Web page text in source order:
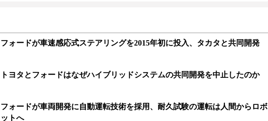
フォードが車速感応式ステアリングを2015年初に投入、タカタと共同開発
トヨタとフォードはなぜハイブリッドシステムの共同開発を中止したのか
フォードが車両開発に自動運転技術を採用、耐久試験の運転は人間からロボ
ットへ